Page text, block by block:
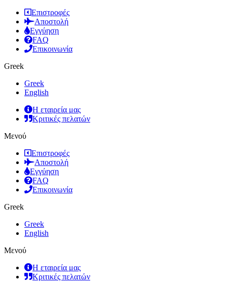
Επιστροφές
Αποστολή
Εγγύηση
FAQ
Επικοινωνία
Greek
Greek
English
Η εταιρεία μας
Κριτικές πελατών
Μενού
Επιστροφές
Αποστολή
Εγγύηση
FAQ
Επικοινωνία
Greek
Greek
English
Μενού
Η εταιρεία μας
Κριτικές πελατών